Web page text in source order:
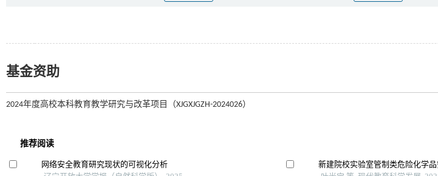
基金资助
2024年度高校本科教育教学研究与改革项目（XJGXJGZH-2024026）